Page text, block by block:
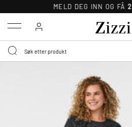
MELD DEG INN OG FÅ
Menu